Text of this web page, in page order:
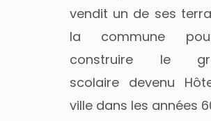
vendit un de ses
la commune
construire le
scolaire devenu
ville dans les années